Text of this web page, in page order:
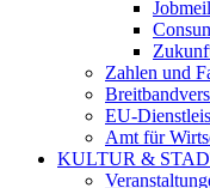
Zahlen und
EU-
Amt für
KULTUR &